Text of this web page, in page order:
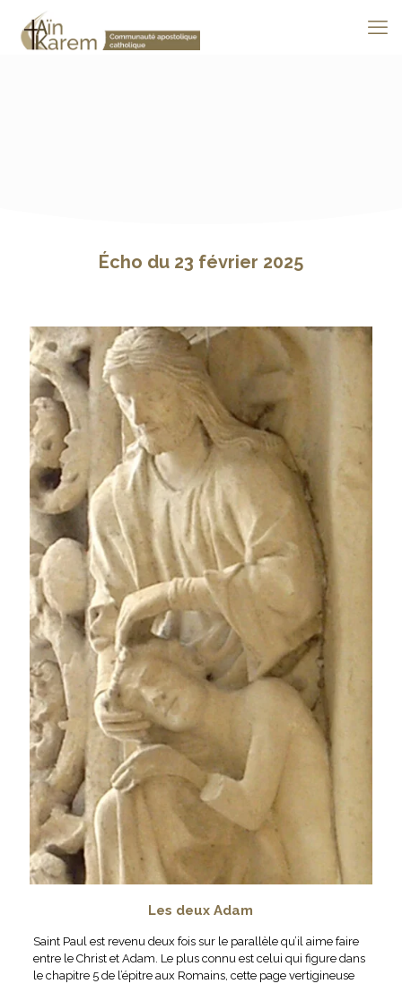
Écho du 23 février 2025
Les deux Adam
Saint Paul est revenu deux fois sur le parallèle qu’il aime faire
entre le Christ et Adam. Le plus connu est celui qui figure dans
le chapitre 5 de l’épitre aux Romains, cette page vertigineuse